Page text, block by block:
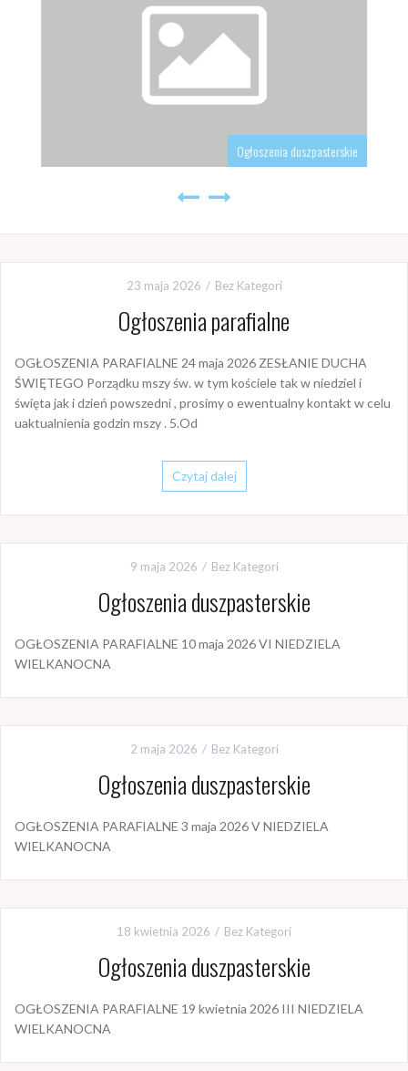
Ogłoszenia duszpasterskie
23 maja 2026 Bez Kategori
Ogłoszenia parafialne
OGŁOSZENIA PARAFIALNE 24 maja 2026 ZESŁANIE DUCHA
ŚWIĘTEGO Porządku mszy św. w tym kościele tak w niedziel i
święta jak i dzień powszedni , prosimy o ewentualny kontakt w celu
uaktualnienia godzin mszy . 5.Od
Czytaj dalej
9 maja 2026 Bez Kategori
Ogłoszenia duszpasterskie
OGŁOSZENIA PARAFIALNE 10 maja 2026 VI NIEDZIELA
WIELKANOCNA
2 maja 2026 Bez Kategori
Ogłoszenia duszpasterskie
OGŁOSZENIA PARAFIALNE 3 maja 2026 V NIEDZIELA
WIELKANOCNA
18 kwietnia 2026 Bez Kategori
Ogłoszenia duszpasterskie
OGŁOSZENIA PARAFIALNE 19 kwietnia 2026 III NIEDZIELA
WIELKANOCNA